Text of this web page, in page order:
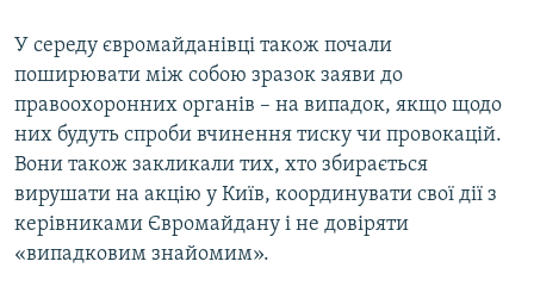
У середу євромайданівці також почали
поширювати між собою зразок заяви до
правоохоронних органів – на випадок, якщо щодо
них будуть спроби вчинення тиску чи провокацій.
Вони також закликали тих, хто збирається
вирушати на акцію у Київ, координувати свої дії з
керівниками Євромайдану і не довіряти
«випадковим знайомим».